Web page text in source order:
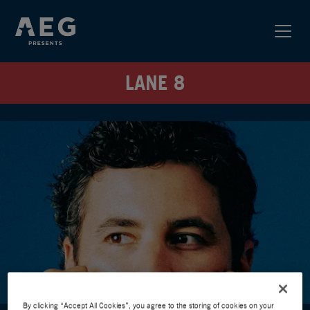
LANE 8
By clicking “Accept All Cookies”, you agree to the storing of cookies on your